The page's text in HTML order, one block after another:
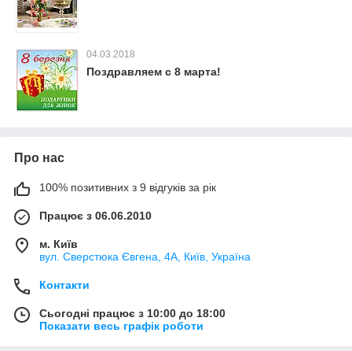
04.03.2018
Поздравляем с 8 марта!
Про нас
100% позитивних з 9 відгуків за рік
Працює з 06.06.2010
м. Київ
вул. Сверстюка Євгена, 4А, Київ, Україна
Контакти
Сьогодні працює з 10:00 до 18:00
Показати весь графік роботи